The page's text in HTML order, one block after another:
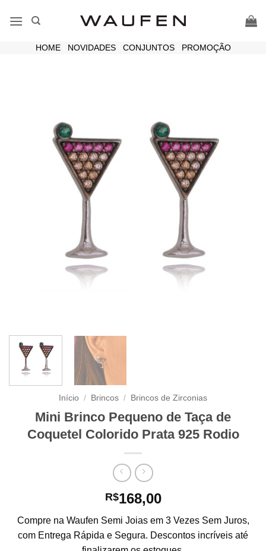
HOME| NOVIDADES| CONJUNTOS| PROMOÇÃO
Início / Brincos / Brincos de Zirconias
Mini Brinco Pequeno de Taça de
Coquetel Colorido Prata 925 Rodio
R$168,00
Compre na Waufen Semi Joias em 3 Vezes Sem Juros,
com Entrega Rápida e Segura. Descontos incríveis até